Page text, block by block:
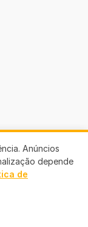
Anúncios
depende
de